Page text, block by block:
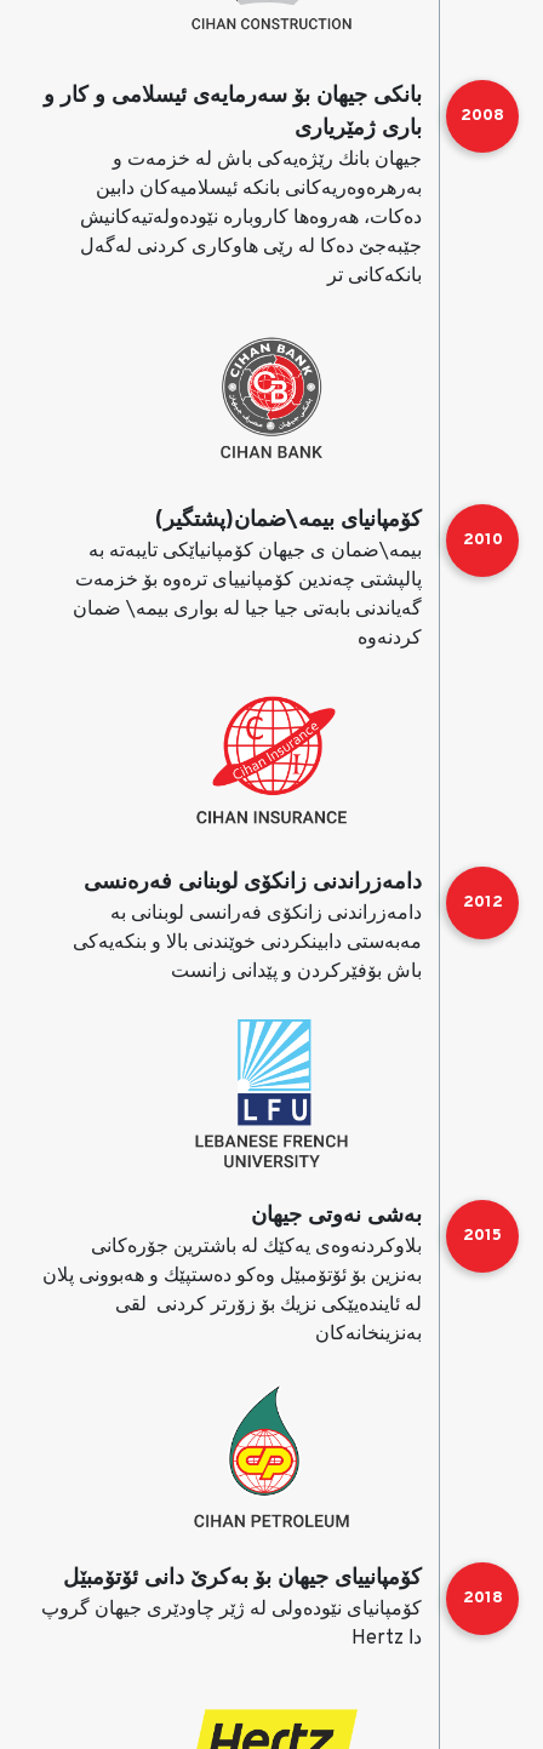
2008
بانكی جیهان بۆ سه‌رمایه‌ی ئیسلامی و كار و
باری ژمێریاری
جیهان بانك رێژه‌یه‌كی باش له‌ خزمه‌ت و
به‌رهره‌وه‌ریەكانی بانكه‌ ئیسلامیه‌كان دابین
ده‌كات، هه‌روه‌ها كاروباره‌ نێوده‌ولەتیه‌كانیش
جێبه‌جێ ده‌كا له‌ رێی هاوكاری كردنی له‌گه‌ل
بانكه‌كانی تر
2010
كۆمپانیای بیمه‌\ضمان(پشتگیر)
بیمه‌\ضمان ی جیهان كۆمپانیاێكی تایبه‌ته‌ به‌
پالپشتی چه‌ندین كۆمپانییای تره‌وه‌ بۆ خزمه‌ت
گه‌یاندنی بابه‌تی جیا جیا له‌ بواری بیمه‌\ ضمان
كردنه‌وه‌
2012
دامه‌زراندنی زانكۆی لوبنانی فەرەنسی
دامه‌زراندنی زانكۆی فه‌رانسی لوبنانی به‌
مه‌به‌ستی دابینكردنی خوێندنی بالا و بنكه‌یه‌كی
باش بۆفێركردن و پێدانی زانست
2015
به‌شی نه‌وتی جیهان
بلاوكردنه‌وه‌ی یەکێك له‌ باشترین جۆره‌كانی
به‌نزین بۆ ئۆتۆمبێل وه‌كو ده‌ستپێك و هه‌بوونی پلان
له‌ ئایندەیێکی نزیك بۆ زۆرتر كردنی لقی
به‌نزینخانه‌كان
2018
كۆمپانییای جیهان بۆ به‌كرێ دانی ئۆتۆمبێل
كۆمپانیای نێوده‌ولی له‌ ژێر چاودێری جیهان گروپ
دا Hertz